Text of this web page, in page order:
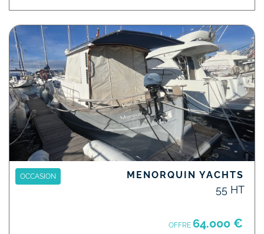
OCCASION MENORQUIN YACHTS
55 HT
OFFRE 64.000 €